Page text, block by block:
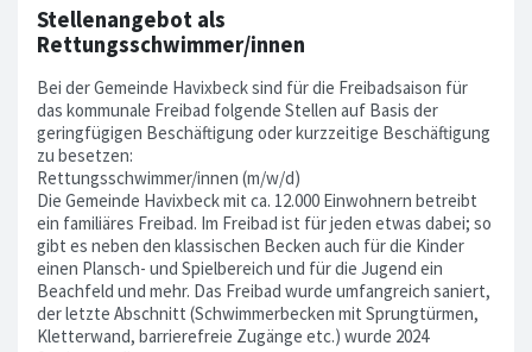
Stellenangebot als
Rettungsschwimmer/innen
Bei der Gemeinde Havixbeck sind für die Freibadsaison für
das kommunale Freibad folgende Stellen auf Basis der
geringfügigen Beschäftigung oder kurzzeitige Beschäftigung
zu besetzen:
Rettungsschwimmer/innen (m/w/d)
Die Gemeinde Havixbeck mit ca. 12.000 Einwohnern betreibt
ein familiäres Freibad. Im Freibad ist für jeden etwas dabei; so
gibt es neben den klassischen Becken auch für die Kinder
einen Plansch- und Spielbereich und für die Jugend ein
Beachfeld und mehr. Das Freibad wurde umfangreich saniert,
der letzte Abschnitt (Schwimmerbecken mit Sprungtürmen,
Kletterwand, barrierefreie Zugänge etc.) wurde 2024